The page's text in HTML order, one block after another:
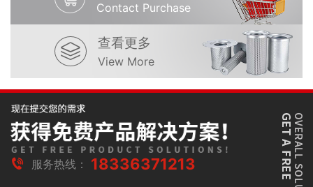
Contact Purchase
查看更多
View More
服务热线： 18336371213